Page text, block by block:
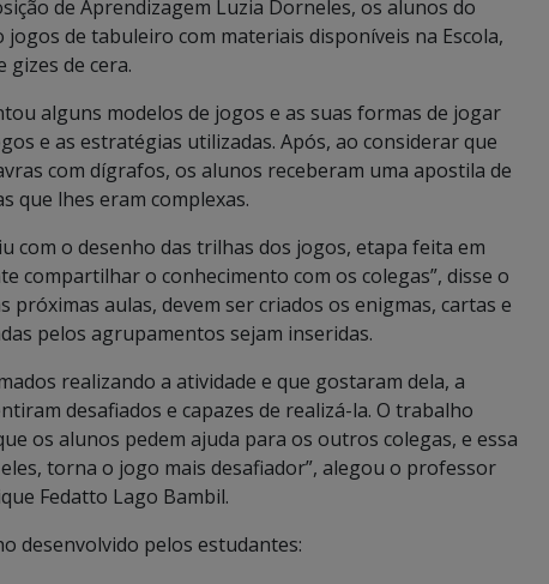
de Aprendizagem Luzia Dorneles, os alunos do
de tabuleiro com materiais disponíveis na Escola,
gizes de cera.
alguns modelos de jogos e as suas formas de jogar
e as estratégias utilizadas. Após, ao considerar que
com dígrafos, os alunos receberam uma apostila de
que lhes eram complexas.
com o desenho das trilhas dos jogos, etapa feita em
compartilhar o conhecimento com os colegas”, disse o
próximas aulas, devem ser criados os enigmas, cartas e
pelos agrupamentos sejam inseridas.
realizando a atividade e que gostaram dela, a
desafiados e capazes de realizá-la. O trabalho
os alunos pedem ajuda para os outros colegas, e essa
torna o jogo mais desafiador”, alegou o professor
Fedatto Lago Bambil.
desenvolvido pelos estudantes: